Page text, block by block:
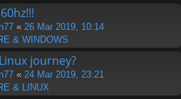
« 26 Mar 2019, 10:14
& WINDOWS
journey?
« 24 Mar 2019, 23:21
& LINUX